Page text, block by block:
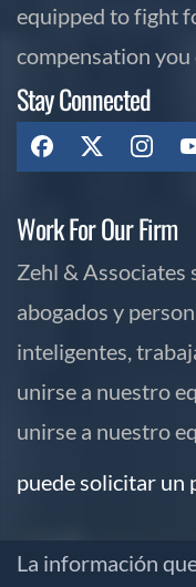
equipped to fight
compensation you
Stay Connected
Work For Our Firm
Zehl & Associates
abogados y
inteligentes,
unirse a nuestro
unirse a nuestro
puede solicitar un
La información